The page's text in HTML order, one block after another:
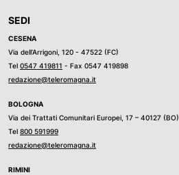
SEDI
CESENA
Via dell’Arrigoni, 120 - 47522 (FC)
Tel 0547 419811 - Fax 0547 419898
redazione@teleromagna.it
BOLOGNA
Via dei Trattati Comunitari Europei, 17 – 40127 (BO)
Tel 800 591999
redazione@teleromagna.it
RIMINI